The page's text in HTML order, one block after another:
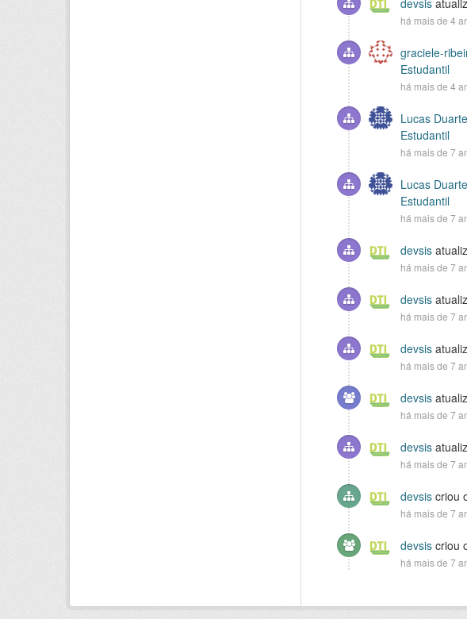
devsis
há mais de 4
graciele-
Estudantil
há mais de 4
Lucas
Estudantil
há mais de 7
Lucas
Estudantil
há mais de 7
devsis
há mais de 7
devsis
há mais de 7
devsis
há mais de 7
devsis
há mais de 7
devsis
há mais de 7
devsis criou
há mais de 7
devsis criou
há mais de 7